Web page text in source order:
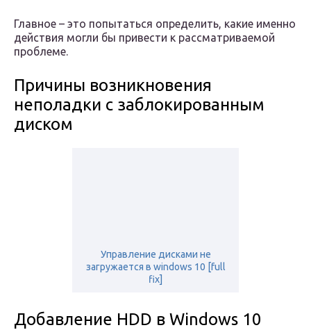
Главное – это попытаться определить, какие именно
действия могли бы привести к рассматриваемой
проблеме.
Причины возникновения
неполадки с заблокированным
диском
Управление дисками не
загружается в windows 10 [full
fix]
Добавление HDD в Windows 10